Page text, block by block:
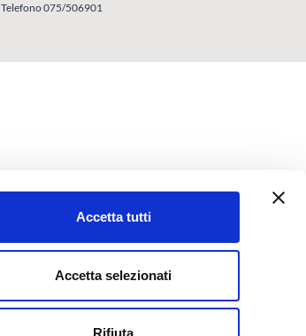
Accetta tutti
Accetta selezionati
Rifiuta
Telefono 075/506901